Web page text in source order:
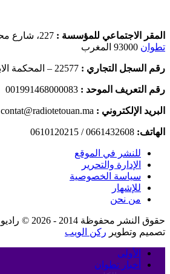
المقر الاجتماعي للمؤسسة : 227، شارع محمد بنونة، الطويلع –
تطوان
رقم السجل التجاري : 22577 – المحكمة الابتدائية بتطوان
رقم التعريف الموحد : 001991468000083
البريد الإلكتروني : contat@radiotetouan.ma
الهاتف: 0661432608 / 0610120215
للنشر في الموقع
الإدارة والتحرير
سياسة الخصوصية
للإشهار
من نحن
حقوق النشر محفوظة 2014 - 2026 © راديو تطوان
تصميم وتطوير ركن الويب
الأولى
أخبار تطوان